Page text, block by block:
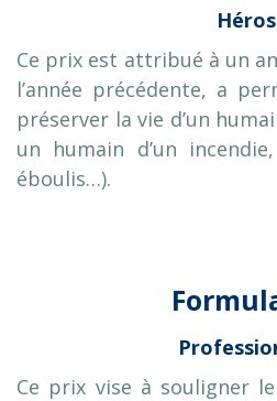
Héros
Ce prix est attribué à un
l’année précédente, a
préserver la vie d’un
un humain d’un
éboulis…).
Ce prix vise à souligner